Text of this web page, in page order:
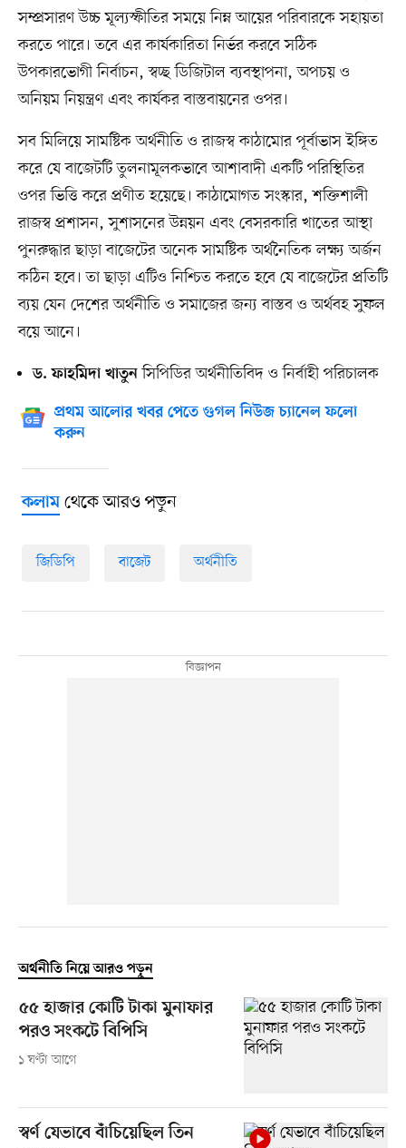
সম্প্রসারণ উচ্চ মূল্যস্ফীতির সময়ে নিম্ন আয়ের পরিবারকে সহায়তা
করতে পারে। তবে এর কার্যকারিতা নির্ভর করবে সঠিক
উপকারভোগী নির্বাচন, স্বচ্ছ ডিজিটাল ব্যবস্থাপনা, অপচয় ও
অনিয়ম নিয়ন্ত্রণ এবং কার্যকর বাস্তবায়নের ওপর।
সব মিলিয়ে সামষ্টিক অর্থনীতি ও রাজস্ব কাঠামোর পূর্বাভাস ইঙ্গিত
করে যে বাজেটটি তুলনামূলকভাবে আশাবাদী একটি পরিস্থিতির
ওপর ভিত্তি করে প্রণীত হয়েছে। কাঠামোগত সংস্কার, শক্তিশালী
রাজস্ব প্রশাসন, সুশাসনের উন্নয়ন এবং বেসরকারি খাতের আস্থা
পুনরুদ্ধার ছাড়া বাজেটের অনেক সামষ্টিক অর্থনৈতিক লক্ষ্য অর্জন
কঠিন হবে। তা ছাড়া এটিও নিশ্চিত করতে হবে যে বাজেটের প্রতিটি
ব্যয় যেন দেশের অর্থনীতি ও সমাজের জন্য বাস্তব ও অর্থবহ সুফল
বয়ে আনে।
ড. ফাহমিদা খাতুনসিপিডির অর্থনীতিবিদ ও নির্বাহী পরিচালক
প্রথম আলোর খবর পেতে গুগল নিউজ চ্যানেল ফলো
করুন
কলামথেকে আরও পড়ুন
জিডিপি বাজেট অর্থনীতি
অর্থনীতি নিয়ে আরও পড়ুন
৫৫ হাজার কোটি টাকা মুনাফার
পরও সংকটে বিপিসি
১ ঘণ্টা আগে
স্বর্ণ যেভাবে বাঁচিয়েছিল তিন